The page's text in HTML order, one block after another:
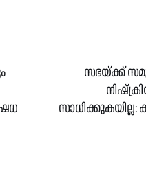
സഭയ്ക്ക്
സാധിക്കുകയില്ല: